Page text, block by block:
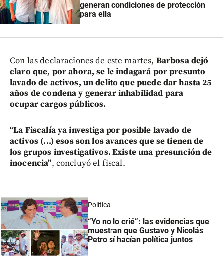
generan condiciones de protección
para ella
Con las declaraciones de este martes, Barbosa dejó
claro que, por ahora, se le indagará por presunto
lavado de activos, un delito que puede dar hasta 25
años de condena y generar inhabilidad para
ocupar cargos públicos.
“La Fiscalía ya investiga por posible lavado de
activos (...) esos son los avances que se tienen de
los grupos investigativos. Existe una presunción de
inocencia”, concluyó el fiscal.
Política
“Yo no lo crié”: las evidencias que
muestran que Gustavo y Nicolás
Petro sí hacían política juntos